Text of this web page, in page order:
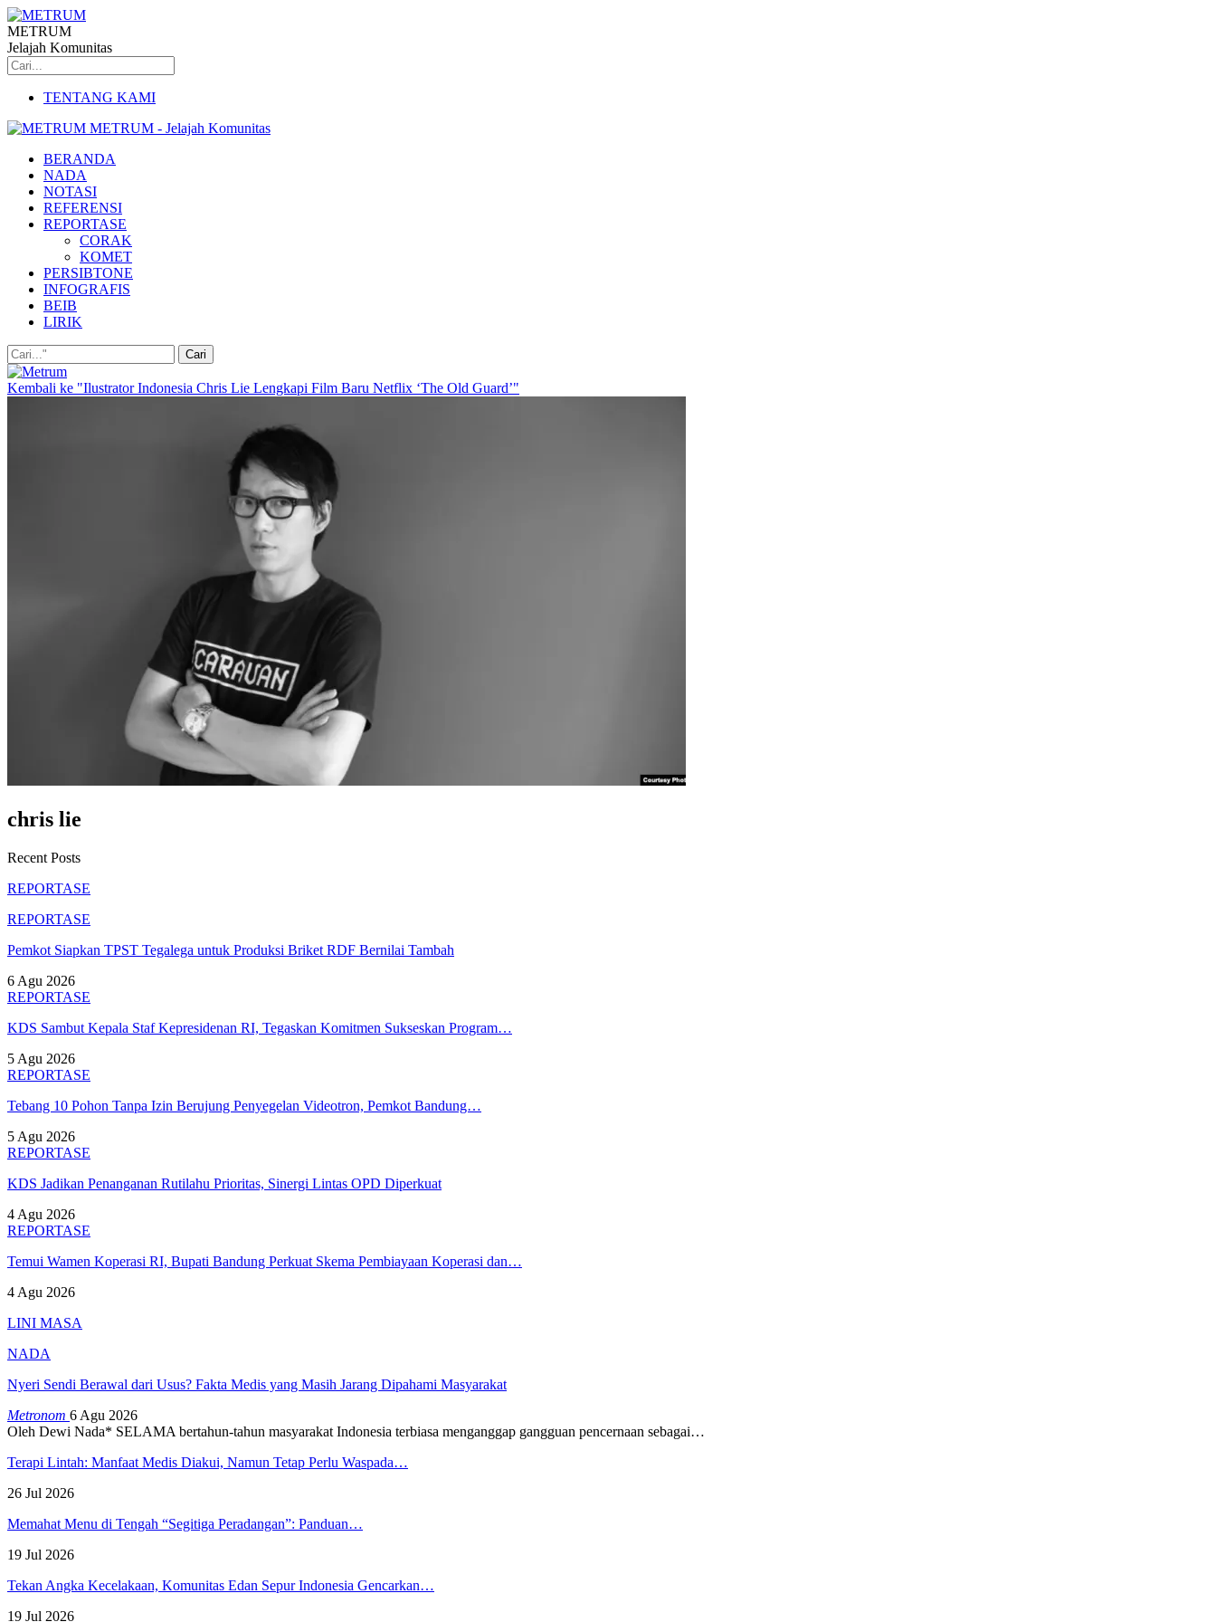
METRUM
Jelajah Komunitas
TENTANG KAMI
METRUM - Jelajah Komunitas
BERANDA
NADA
NOTASI
REFERENSI
REPORTASE
CORAK
KOMET
PERSIBTONE
INFOGRAFIS
BEIB
LIRIK
Kembali ke "Ilustrator Indonesia Chris Lie Lengkapi Film Baru Netflix ‘The Old Guard’"
chris lie
Recent Posts
REPORTASE
REPORTASE
Pemkot Siapkan TPST Tegalega untuk Produksi Briket RDF Bernilai Tambah
6 Agu 2026
REPORTASE
KDS Sambut Kepala Staf Kepresidenan RI, Tegaskan Komitmen Sukseskan Program…
5 Agu 2026
REPORTASE
Tebang 10 Pohon Tanpa Izin Berujung Penyegelan Videotron, Pemkot Bandung…
5 Agu 2026
REPORTASE
KDS Jadikan Penanganan Rutilahu Prioritas, Sinergi Lintas OPD Diperkuat
4 Agu 2026
REPORTASE
Temui Wamen Koperasi RI, Bupati Bandung Perkuat Skema Pembiayaan Koperasi dan…
4 Agu 2026
LINI MASA
NADA
Nyeri Sendi Berawal dari Usus? Fakta Medis yang Masih Jarang Dipahami Masyarakat
Metronom 6 Agu 2026
Oleh Dewi Nada* SELAMA bertahun-tahun masyarakat Indonesia terbiasa menganggap gangguan pencernaan sebagai…
Terapi Lintah: Manfaat Medis Diakui, Namun Tetap Perlu Waspada…
26 Jul 2026
Memahat Menu di Tengah “Segitiga Peradangan”: Panduan…
19 Jul 2026
Tekan Angka Kecelakaan, Komunitas Edan Sepur Indonesia Gencarkan…
19 Jul 2026